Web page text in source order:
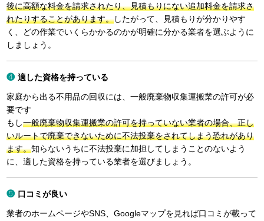
後に高額な料金を請求されたり、見積もりにない追加料金を請求さ
れたりすることがあります。したがって、見積もりが分かりやす
く、どの作業でいくらかかるのかが明確に分かる業者を選ぶように
しましょう。
適した資格を持っている
家庭から出る不用品の回収には、一般廃棄物収集運搬業の許可が必
要です
もし一般廃棄物収集運搬業の許可を持っていない業者の場合、正し
いルートで廃棄できないために不法投棄をされてしまう恐れがあり
ます。知らないうちに不法投棄に加担してしまうことのないよう
に、適した資格を持っている業者を選びましょう。
口コミが良い
業者のホームページやSNS、Googleマップを見れば口コミが載って